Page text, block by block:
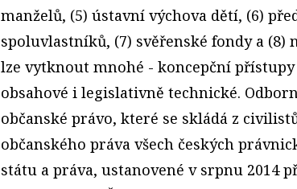
manželů, (5) ústavní výchova dětí, (6)
spoluvlastníků, (7) svěřenské fondy a (8)
lze vytknout mnohé - koncepční
obsahové i legislativně technické.
občanské právo, které se skládá z
občanského práva všech českých
státu a práva, ustanovené v srpnu 2014